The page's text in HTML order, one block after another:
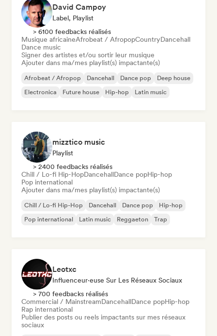
David Campoy
Label, Playlist
> 6100 feedbacks réalisés
Musique africaineAfrobeat / AfropopCountryDancehall
Dance music
Signer des artistes et/ou sortir leur musique
Ajouter dans ma/mes playlist(s) impactante(s)
Afrobeat / Afropop Dancehall Dance pop
Deep house
Electronica
Future house Hip-hop Latin music
mizztico music
Playlist
> 2400 feedbacks réalisés
Chill / Lo-fi Hip-HopDancehallDance popHip-hop
Pop international
Ajouter dans ma/mes playlist(s) impactante(s)
Chill / Lo-fi Hip-Hop Dancehall Dance pop
Hip-hop
Pop international
Latin music Reggaeton Trap
Leotxc
Influenceur·euse Sur Les Réseaux Sociaux
> 700 feedbacks réalisés
Commercial / MainstreamDancehallDance popHip-hop
Rap international
Publier des posts ou reels impactants sur mes réseaux
sociaux